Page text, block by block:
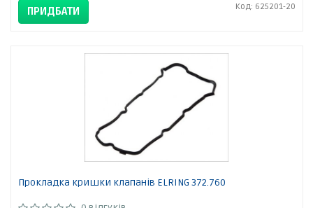
ПРИДБАТИ Код: 625201-20
Прокладка кришки клапанів ELRING 372.760